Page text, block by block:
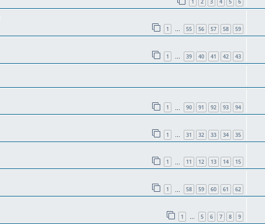
1 2 3 4 5 6
1 … 55 56 57 58 59
1 … 39 40 41 42 43
1 90 91 92 93 94
1 … 31 32 33 34 35
1 11 12 13 14 15
1 58 59 60 61 62
1 … 5 6 7 8 9